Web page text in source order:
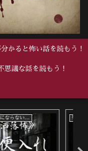
かると怖い話を読もう！
思議な話を読もう！